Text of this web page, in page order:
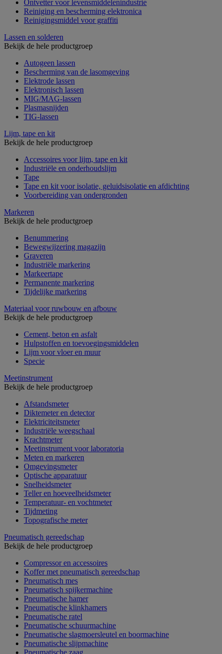
Ontvetter voor levensmiddelenindustrie
Reiniging en bescherming elektronica
Reinigingsmiddel voor graffiti
Lassen en solderen
Bekijk de hele productgroep
Autogeen lassen
Bescherming van de lasomgeving
Elektrode lassen
Elektronisch lassen
MIG/MAG-lassen
Plasmasnijden
TIG-lassen
Lijm, tape en kit
Bekijk de hele productgroep
Accessoires voor lijm, tape en kit
Industriële en onderhoudslijm
Tape
Tape en kit voor isolatie, geluidsisolatie en afdichting
Voorbereiding van ondergronden
Markeren
Bekijk de hele productgroep
Benummering
Bewegwijzering magazijn
Graveren
Industriële markering
Markeertape
Permanente markering
Tijdelijke markering
Materiaal voor ruwbouw en afbouw
Bekijk de hele productgroep
Cement, beton en asfalt
Hulpstoffen en toevoegingsmiddelen
Lijm voor vloer en muur
Specie
Meetinstrument
Bekijk de hele productgroep
Afstandsmeter
Diktemeter en detector
Elektriciteitsmeter
Industriële weegschaal
Krachtmeter
Meetinstrument voor laboratoria
Meten en markeren
Omgevingsmeter
Optische apparatuur
Snelheidsmeter
Teller en hoeveelheidsmeter
Temperatuur- en vochtmeter
Tijdmeting
Topografische meter
Pneumatisch gereedschap
Bekijk de hele productgroep
Compressor en accessoires
Koffer met pneumatisch gereedschap
Pneumatisch mes
Pneumatisch spijkermachine
Pneumatische hamer
Pneumatische klinkhamers
Pneumatische ratel
Pneumatische schuurmachine
Pneumatische slagmoersleutel en boormachine
Pneumatische slijpmachine
Pneumatische zaag